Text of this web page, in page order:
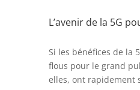
L’avenir de la 5G
Si les bénéfices de la
flous pour le grand
elles, ont rapidement